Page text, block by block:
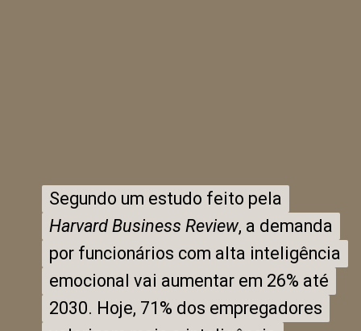
Segundo um estudo feito pela
Harvard Business Review, a demanda
por funcionários com alta inteligência
emocional vai aumentar em 26% até
2030. Hoje, 71% dos empregadores
Segundo um estudo feito pela
Harvard Business Review, a demanda
por funcionários com alta inteligência
emocional vai aumentar em 26% até
2030. Hoje, 71% dos empregadores